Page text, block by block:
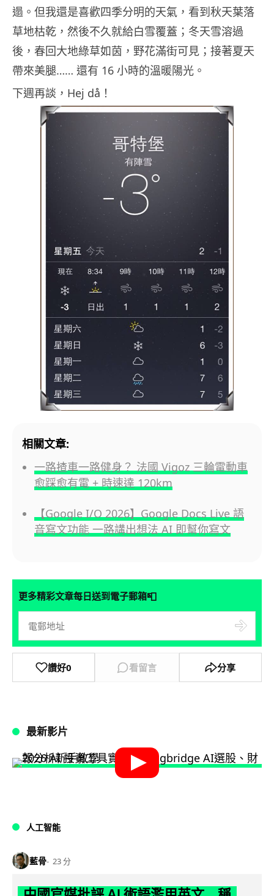
遢。但我還是喜歡四季分明的天氣，看到秋天葉落
草地枯乾，然後不久就給白雪覆蓋；冬天雪溶過
後，春回大地綠草如茵，野花滿街可見；接著夏天
帶來美腿…… 還有 16 小時的溫暖陽光。
下週再談，Hej då！
相關文章:
一路揸車一路健身？ 法國 Vigoz 三輪電動車
愈踩愈有電 + 時速達 120km
【Google I/O 2026】Google Docs Live 語
音寫文功能 一路講出想法 AI 即幫你寫文
更多精彩文章每日送到電子郵箱📮
讚好0 看留言 分享
最新影片
人工智能
藍骨 23 分